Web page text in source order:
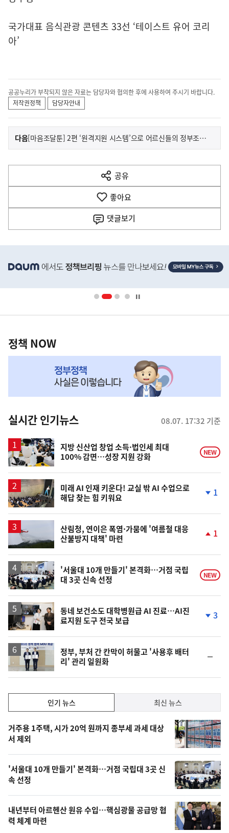
국가대표 음식관광 콘텐츠 33선 ‘테이스트 유어 코리
아’
공공누리가 부착되지 않은 자료는 담당자와 협의한 후에 사용하여 주시기 바랍니다.
저작권정책
담당자안내
이
전
다
음
다음기
사
[마음조달툰] 2편 ‘원격지원 시스템’으로 어르신들의 정부조달 이용을 돕습니다.
공유
열
기
좋아요
댓글보기
단
영
책
NOW,
뉴
스
정책 NOW
실시간 인기뉴스 08.07. 17:32 기준
지방 신산업 창업 소득·법인세 최대
100% 감면…성장 지원 강화
NEW
미래 AI 인재 키운다! 교실 밖 AI 수업으로
해답 찾는 힘 키워요
하
1
산림청, 연이은 폭염·가뭄에 '여름철 대응
산불방지 대책' 마련
상
승
1
'서울대 10개 만들기' 본격화…거점 국립
대 3곳 신속 선정
NEW
동네 보건소도 대학병원급 AI 진료…AI진
료지원 도구 전국 보급
하
3
정부, 부처 간 칸막이 허물고 '사용후 배터
리' 관리 일원화
일
기,
최
신,
오
늘
의
영
상
인기 뉴스 최신 뉴스
기
뉴
스
거주용 1주택, 시가 20억 원까지 종부세 과세 대상
서 제외
'서울대 10개 만들기' 본격화…거점 국립대 3곳 신
속 선정
내년부터 아르헨산 원유 수입…핵심광물 공급망 협
력 체계 마련